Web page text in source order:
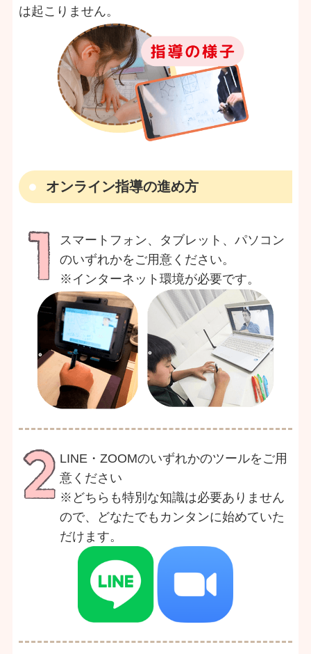
は起こりません。
オンライン指導の進め方
スマートフォン、タブレット、パソコン
のいずれかをご用意ください。
※インターネット環境が必要です。
LINE・ZOOMのいずれかのツールをご用
意ください
※どちらも特別な知識は必要ありません
ので、どなたでもカンタンに始めていた
だけます。